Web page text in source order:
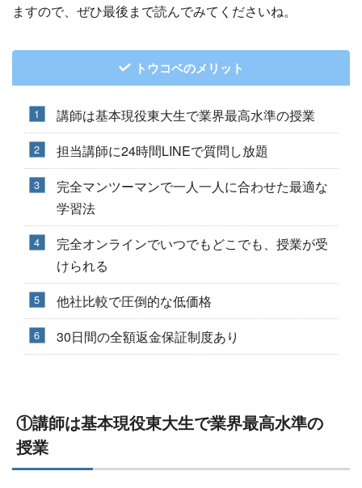
ますので、ぜひ最後まで読んでみてくださいね。
トウコベのメリット
講師は基本現役東大生で業界最高水準の授業
担当講師に24時間LINEで質問し放題
完全マンツーマンで​一人一人に合わせた最適な
学習法
完全オンラインでいつでもどこでも、授業が受
けられる
他社比較で圧倒的な低価格
30日間の全額返金保証制度あり
①講師は基本現役東大生で業界最高水準の
授業